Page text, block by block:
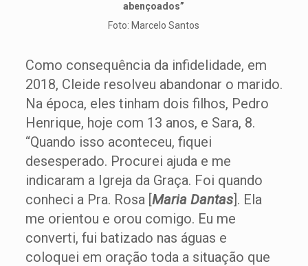
abençoados”
Foto: Marcelo Santos
Como consequência da infidelidade, em
2018, Cleide resolveu abandonar o marido.
Na época, eles tinham dois filhos, Pedro
Henrique, hoje com 13 anos, e Sara, 8.
“Quando isso aconteceu, fiquei
desesperado. Procurei ajuda e me
indicaram a Igreja da Graça. Foi quando
conheci a Pra. Rosa [Maria Dantas]. Ela
me orientou e orou comigo. Eu me
converti, fui batizado nas águas e
coloquei em oração toda a situação que